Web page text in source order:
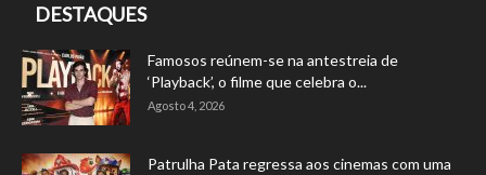
DESTAQUES
Famosos reúnem-se na antestreia de
‘Playback’, o filme que celebra o...
Agosto 4, 2026
Patrulha Pata regressa aos cinemas com uma